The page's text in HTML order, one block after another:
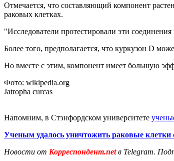
Отмечается, что составляющий компонент
раковых клетках.
"Исследователи протестировали эти
Более того, предполагается, что куркузон D
Но вместе с этим, компонент имеет большую
Фото: wikipedia.org
Jatropha curcas
Напомним, в Стэнфордском университете
Ученым удалось уничтожить раковые клетки
Новости от Корреспондент.netв Telegram.